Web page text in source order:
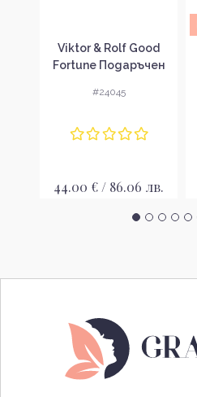
Viktor & Rolf Good
Fortune Подаръчен
#24045
44.00 € / 86.06 лв.